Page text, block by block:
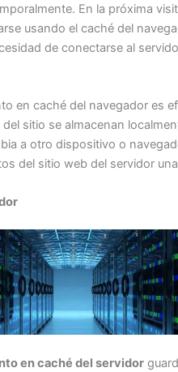
En la próxima
usando el caché del
de conectarse al
en caché del navegador es
sitio se almacenan
a otro dispositivo o
del sitio web del servidor
en caché del servidor